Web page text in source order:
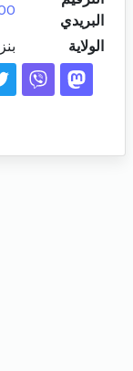
البريدي
الولاية